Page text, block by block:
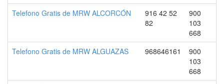
Telefono Gratis de MRW ALCORCÓN
916 42 52
82
900
103
668
Telefono Gratis de MRW ALGUAZAS
968646161
900
103
668